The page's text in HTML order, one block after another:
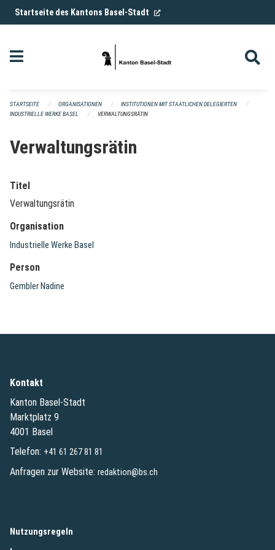
Navigation überspringen
Startseite des Kantons Basel-Stadt (External Link)
STARTSEITE ORGANISATIONEN
INSTITUTIONEN MIT STAATLICHEN DELEGIERTEN
INDUSTRIELLE WERKE BASEL
VERWALTUNGSRÄTIN
Verwaltungsrätin
Titel
Verwaltungsrätin
Organisation
Industrielle Werke Basel
Person
Gembler Nadine
Kontakt
Kanton Basel-Stadt
Marktplatz 9
4001 Basel
Telefon: +41 61 267 81 81
Anfragen zur Website: redaktion@bs.ch
Nutzungsregeln